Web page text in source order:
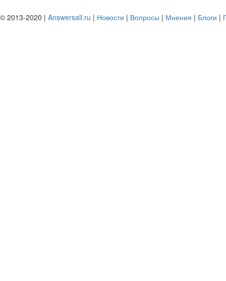
© 2013-2020 | Answersall.ru | Новости | Вопросы | Мнения | Блоги |